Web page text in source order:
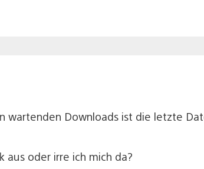
wartenden Downloads ist die letzte
aus oder irre ich mich da?